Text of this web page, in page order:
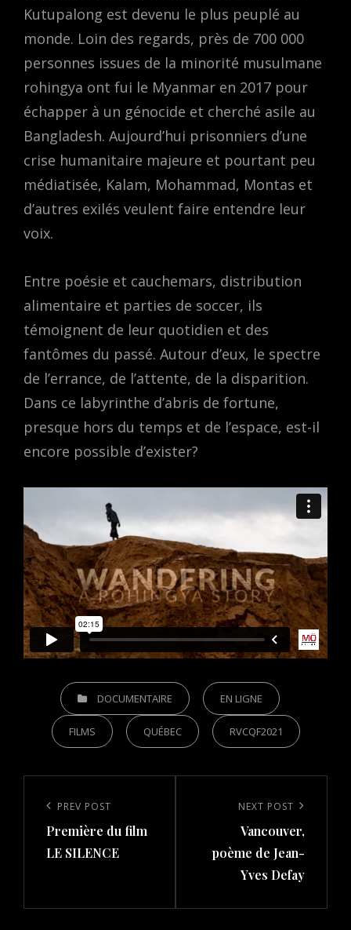
Kutupalong est devenu le plus peuplé au
monde. Loin des regards, près de 700 000
personnes issues de la minorité musulmane
rohingya ont fui le Myanmar en 2017 pour
échapper à un génocide et cherché asile au
Bangladesh. Aujourd’hui prisonniers d’une
crise humanitaire majeure et pourtant peu
médiatisée, Kalam, Mohammad, Montas et
d’autres exilés veulent faire entendre leur
voix.
Entre poésie et cauchemars, distribution
alimentaire et parties de soccer, ils
témoignent de leur quotidien et des
fantômes du passé. Autour d’eux, le spectre
de l’errance, de l’attente, de la disparition.
Dans ce labyrinthe d’abris de fortune,
presque hors du temps et de l’espace, est-il
encore possible d’exister?
CATEGORIESDOCUMENTAIRE EN LIGNE
FILMS QUÉBEC RVCQF2021
navigation
Previous
Post
PREV POST
Première du film
LE SILENCE
NEXT POST
Vancouver,
poème de Jean-
Yves Defay